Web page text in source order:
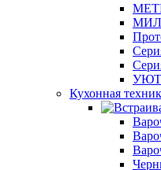
УЮТ
Кухонная